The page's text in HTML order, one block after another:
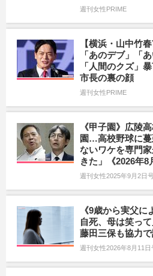
週刊女性PRIME
【横浜・山中竹
「あのデブ」「
「人間のクズ」
市長の裏の顔
週刊女性PRIME
《甲子園》広陵
園…高校野球に蔓
ないワケを専門
きた」《2026年8
週刊女性2025年9月2日
《9歳から実父
自死、母は笑っ
藤田三保も協力
週刊女性2026年8月11日